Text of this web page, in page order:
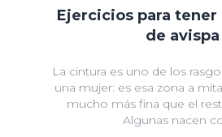
Ejercicios para tener
de avispa
La cintura es uno de los
una mujer: es esa zona a
mucho más fina que el
Algunas nacen